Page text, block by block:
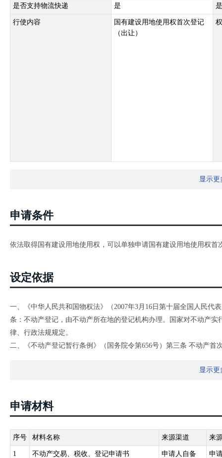
是否支持物流快递 是
行使内容
国有建设用地使用权首次登记
（出让）
显示更
申请条件
依法取得国有建设用地使用权，可以单独申请国有建设用地使用权首
设定依据
一、《中华人民共和国物权法》（2007年3月16日第十届全国人民代
条：不动产登记，由不动产所在地的登记机构办理。国家对不动产
律、行政法规规定。
二、《不动产登记暂行条例》（国务院令第656号）第三条 不动产
（九）抵押权;（十）法律规定需要登记的其他不动产权利。
产登记机构，负责不动产登记工作，并接受上级人民政府不动产登记
第七条 不动产登记由不动产所在地的县级人民政府不动产登记机
显示更
申请材料
序号 材料名称 来源渠道 来
1 不动产交易、税收、登记申请书 申请人自备 申